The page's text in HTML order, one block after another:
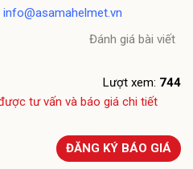
info@asamahelmet.vn
Đánh giá bài viết
Lượt xem: 744
ĐĂNG KÝ BÁO GIÁ